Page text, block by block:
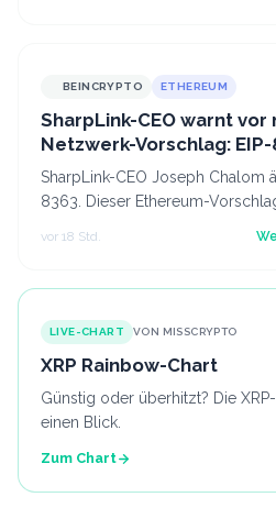
BEINCRYPTO ETHEREUM
SharpLink-CEO warnt
Netzwerk-Vorschlag: EIP-
SharpLink-CEO Joseph Chalom
8363. Dieser Ethereum-
vor 18 Std.
LIVE-CHART VON MISSCRYPTO
XRP Rainbow-Chart
Günstig oder überhitzt? Die
einen Blick.
Zum Chart